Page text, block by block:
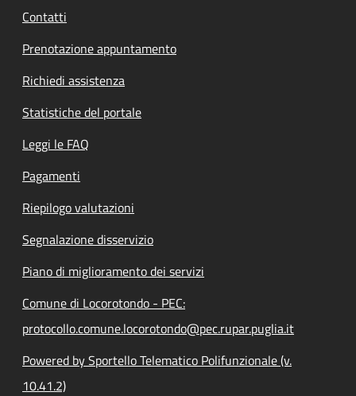
Contatti
Prenotazione appuntamento
Richiedi assistenza
Statistiche del portale
Leggi le FAQ
Pagamenti
Riepilogo valutazioni
Segnalazione disservizio
Piano di miglioramento dei servizi
Comune di Locorotondo - PEC:
protocollo.comune.locorotondo@pec.rupar.puglia.it
Powered by Sportello Telematico Polifunzionale (v.
10.41.2)